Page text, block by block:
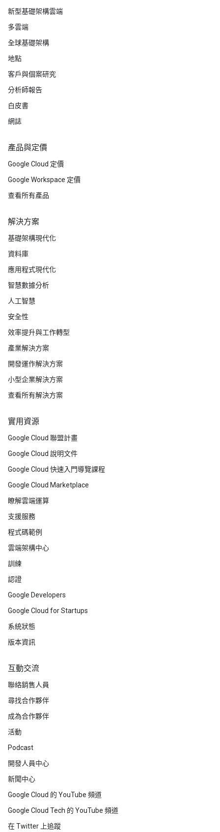
新型基礎架構雲端
多雲端
全球基礎架構
地點
客戶與個案研究
分析師報告
白皮書
網誌
產品與定價
Google Cloud 定價
Google Workspace 定價
查看所有產品
解決方案
基礎架構現代化
資料庫
應用程式現代化
智慧數據分析
人工智慧
安全性
效率提升與工作轉型
產業解決方案
開發運作解決方案
小型企業解決方案
查看所有解決方案
實用資源
Google Cloud 聯盟計畫
Google Cloud 說明文件
Google Cloud 快速入門導覽課程
Google Cloud Marketplace
瞭解雲端運算
支援服務
程式碼範例
雲端架構中心
訓練
認證
Google Developers
Google Cloud for Startups
系統狀態
版本資訊
互動交流
聯絡銷售人員
尋找合作夥伴
成為合作夥伴
活動
Podcast
開發人員中心
新聞中心
Google Cloud 的 YouTube 頻道
Google Cloud Tech 的 YouTube 頻道
在 Twitter 上追蹤